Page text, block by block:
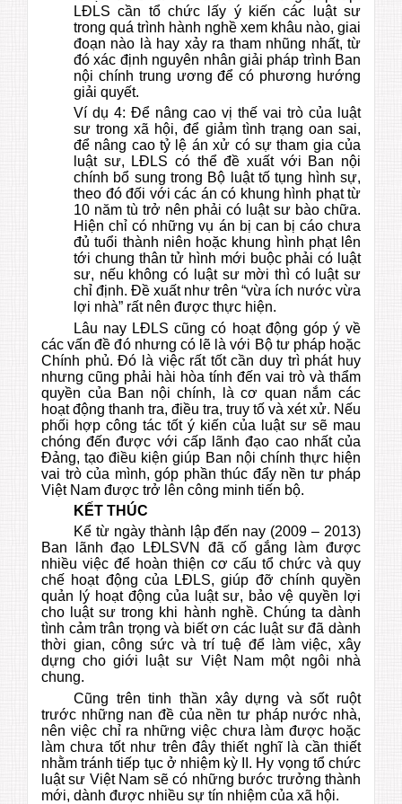
LĐLS cần tổ chức lấy ý kiến các luật sư
trong quá trình hành nghề xem khâu nào, giai
đoạn nào là hay xảy ra tham nhũng nhất, từ
đó xác định nguyên nhân giải pháp trình Ban
nội chính trung ương để có phương hướng
giải quyết.
Ví dụ 4: Để nâng cao vị thế vai trò của luật
sư trong xã hội, để giảm tình trạng oan sai,
để nâng cao tỷ lệ án xử có sự tham gia của
luật sư, LĐLS có thể đề xuất với Ban nội
chính bổ sung trong Bộ luật tố tụng hình sự,
theo đó đối với các án có khung hình phạt từ
10 năm tù trở nên phải có luật sư bào chữa.
Hiện chỉ có những vụ án bị can bị cáo chưa
đủ tuổi thành niên hoặc khung hình phạt lên
tới chung thân tử hình mới buộc phải có luật
sư, nếu không có luật sư mời thì có luật sư
chỉ định. Đề xuất như trên “vừa ích nước vừa
lợi nhà” rất nên được thực hiện.
Lâu nay LĐLS cũng có hoạt động góp ý về
các vấn đề đó nhưng có lẽ là với Bộ tư pháp hoặc
Chính phủ. Đó là việc rất tốt cần duy trì phát huy
nhưng cũng phải hài hòa tính đến vai trò và thẩm
quyền của Ban nội chính, là cơ quan nắm các
hoạt động thanh tra, điều tra, truy tố và xét xử. Nếu
phối hợp công tác tốt ý kiến của luật sư sẽ mau
chóng đến được với cấp lãnh đạo cao nhất của
Đảng, tạo điều kiện giúp Ban nội chính thực hiện
vai trò của mình, góp phần thúc đẩy nền tư pháp
Việt Nam được trở lên công minh tiến bộ.
KẾT THÚC
Kể từ ngày thành lập đến nay (2009 – 2013)
Ban lãnh đạo LĐLSVN đã cố gắng làm được
nhiều việc để hoàn thiện cơ cấu tổ chức và quy
chế hoạt động của LĐLS, giúp đỡ chính quyền
quản lý hoạt động của luật sư, bảo vệ quyền lợi
cho luật sư trong khi hành nghề. Chúng ta dành
tình cảm trân trọng và biết ơn các luật sư đã dành
thời gian, công sức và trí tuệ để làm việc, xây
dựng cho giới luật sư Việt Nam một ngôi nhà
chung.
Cũng trên tinh thần xây dựng và sốt ruột
trước những nan đề của nền tư pháp nước nhà,
nên việc chỉ ra những việc chưa làm được hoặc
làm chưa tốt như trên đây thiết nghĩ là cần thiết
nhằm tránh tiếp tục ở nhiệm kỳ II. Hy vọng tổ chức
luật sư Việt Nam sẽ có những bước trưởng thành
mới, dành được nhiều sự tín nhiệm của xã hội.